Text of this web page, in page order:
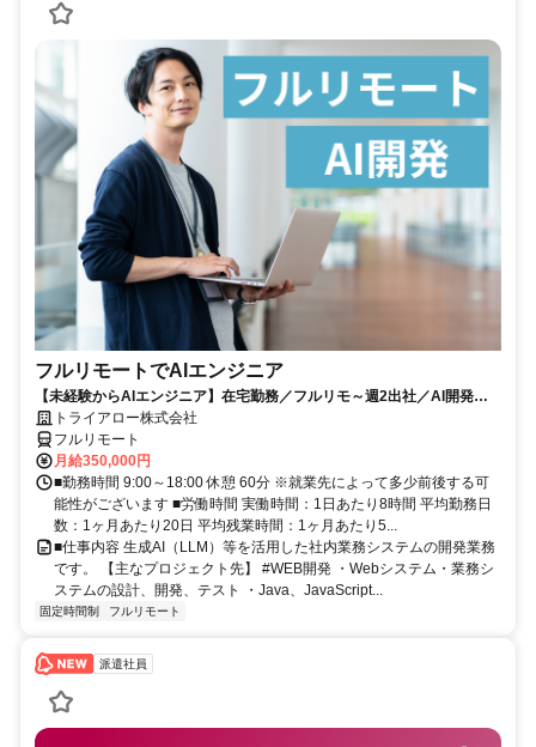
フルリモートでAIエンジニア
【未経験からAIエンジニア】在宅勤務／フルリモ～週2出社／AI開発を
仕事にする
トライアロー株式会社
フルリモート
月給350,000円
■勤務時間 9:00～18:00 休憩 60分 ※就業先によって多少前後する可
能性がございます ■労働時間 実働時間：1日あたり8時間 平均勤務日
数：1ヶ月あたり20日 平均残業時間：1ヶ月あたり5...
■仕事内容 生成AI（LLM）等を活用した社内業務システムの開発業務
です。 【主なプロジェクト先】 #WEB開発 ・Webシステム・業務シ
ステムの設計、開発、テスト ・Java、JavaScript...
固定時間制 フルリモート
派遣社員